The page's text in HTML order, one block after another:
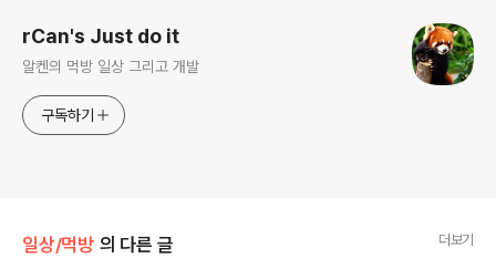
rCan's Just do it
알켄의 먹방 일상 그리고 개발
구독하기
일상/먹방 의 다른 글 더보기